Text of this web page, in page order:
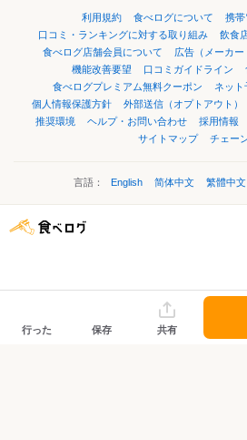
利用規約 食べログについて
携帯
口コミ・ランキングに対する取り組み
飲食
食べログ店舗会員について
広告（メーカ
機能改善要望
口コミガイドライン
食べログプレミアム無料クーポン
ネット
個人情報保護方針
外部送信（オプトアウト）
推奨環境
ヘルプ・お問い合わせ 採用情報
サイトマップ
チェー
言語： English 简体中文 繁體中文
行った 保存 共有